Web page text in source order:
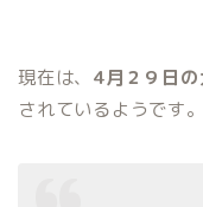
現在は、 4月２９日
されているようです